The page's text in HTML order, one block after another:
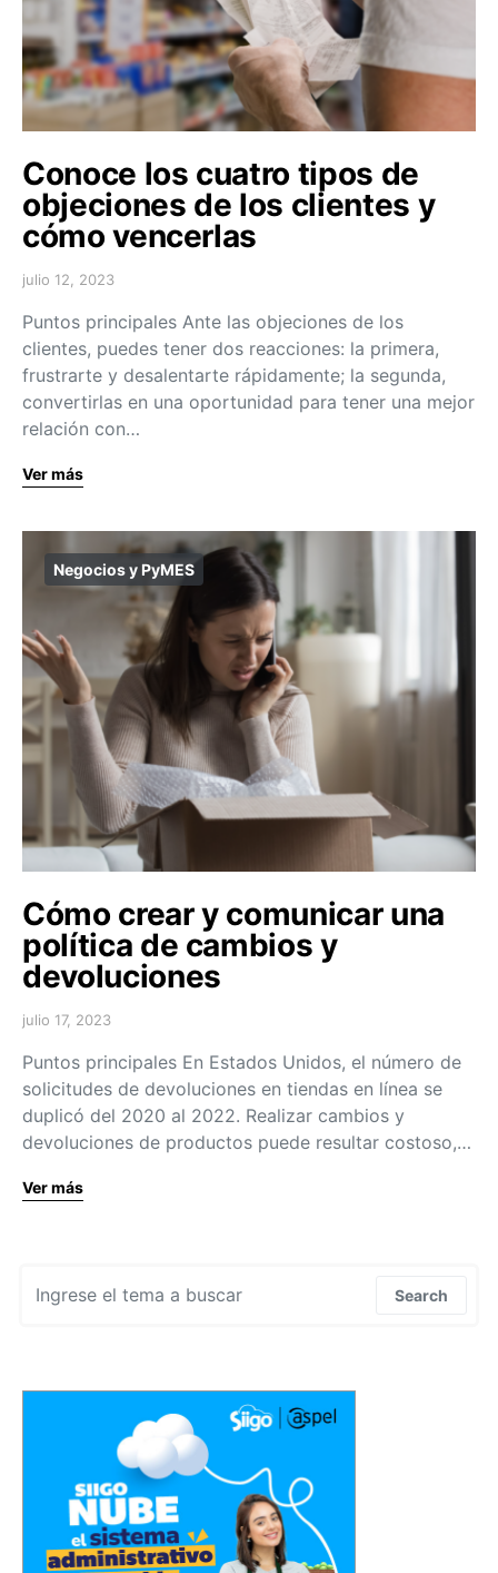
Conoce los cuatro tipos de
objeciones de los clientes y
cómo vencerlas
julio 12, 2023
Puntos principales Ante las objeciones de los
clientes, puedes tener dos reacciones: la primera,
frustrarte y desalentarte rápidamente; la segunda,
convertirlas en una oportunidad para tener una mejor
relación con…
Ver más
Negocios y PyMES
Cómo crear y comunicar una
política de cambios y
devoluciones
julio 17, 2023
Puntos principales En Estados Unidos, el número de
solicitudes de devoluciones en tiendas en línea se
duplicó del 2020 al 2022. Realizar cambios y
devoluciones de productos puede resultar costoso,…
Ver más
Search